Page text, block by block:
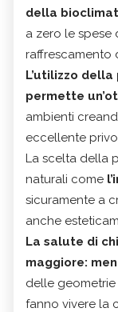
della
a zero le spese
raffrescamento
L’utilizzo
permette
ambienti
eccellente
La scelta della
naturali come
sicuramente a
anche
La salute di
maggiore:
delle
fanno vivere la